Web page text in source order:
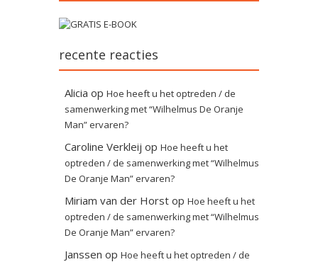
recente reacties
Alicia op Hoe heeft u het optreden / de
samenwerking met “Wilhelmus De Oranje
Man” ervaren?
Caroline Verkleij op Hoe heeft u het
optreden / de samenwerking met “Wilhelmus
De Oranje Man” ervaren?
Miriam van der Horst op Hoe heeft u het
optreden / de samenwerking met “Wilhelmus
De Oranje Man” ervaren?
Janssen op Hoe heeft u het optreden / de